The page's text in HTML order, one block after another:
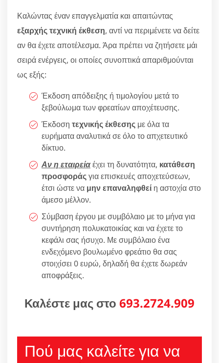
Καλώντας έναν επαγγελματία και απαιτώντας
εξαρχής τεχνική έκθεση, αντί να περιμένετε να δείτε
αν θα έχετε αποτέλεσμα. Άρα πρέπει να ζητήσετε μάι
σειρά ενέργεις, οι οποίες συνοπτικά απαριθμούνται
ως εξής:
Έκδοση απόδειξης ή τιμολογίου μετά το
ξεβούλωμα των φρεατίων αποχέτευσης.
Έκδοση τεχνικής έκθεσης με όλα τα
ευρήματα αναλυτικά σε όλο το απχετευτικό
δίκτυο.
Αν η εταιρείαέχει τη δυνατότητα, κατάθεση
προσφοράςγια επισκευές αποχετεύσεων,
έτσι ώστε να μην επαναληφθεί η αστοχία στο
άμεσο μέλλον.
Σύμβαση έργου με συμβόλαιο με το μήνα για
συντήρηση πολυκατοικίας και να έχετε το
κεφάλι σας ήσυχο. Με συμβόλαιο ένα
ενδεχόμενο βουλωμένο φρεάτιο θα σας
στοιχίσει 0 ευρώ, δηλαδή θα έχετε δωρεάν
αποφράξεις.
Καλέστε μας στο 693.2724.909
Πού μας καλείτε για να